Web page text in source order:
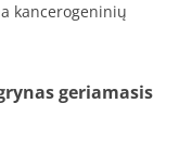
kancerogeninių
geriamasis